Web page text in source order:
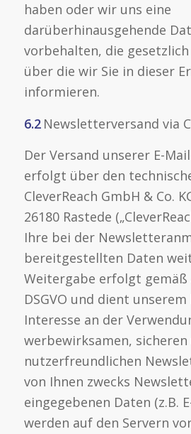
haben oder wir uns eine
darüberhinausgehende
vorbehalten, die
über die wir Sie in dieser
informieren.
6.2Newsletterversand via
Der Versand unserer E-
erfolgt über den
CleverReach GmbH & Co.
26180 Rastede
Ihre bei der
bereitgestellten Daten
Weitergabe erfolgt gemäß
DSGVO und dient
Interesse an der
werbewirksamen, sicheren
nutzerfreundlichen
von Ihnen zwecks
eingegebenen Daten (z.B.
werden auf den Servern